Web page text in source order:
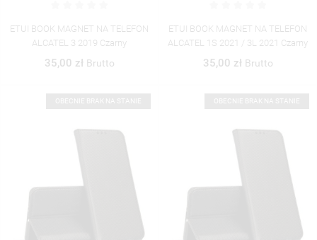
ETUI BOOK MAGNET NA TELEFON
ALCATEL 3 2019 Czarny
35,00 zł Brutto
ETUI BOOK MAGNET NA TELEFON
ALCATEL 1S 2021 / 3L 2021 Czarny
35,00 zł Brutto